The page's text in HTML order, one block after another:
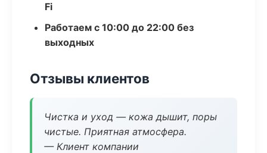
Fi
Работаем с 10:00 до 22:00 без
выходных
Отзывы клиентов
Чистка и уход — кожа дышит, поры
чистые. Приятная атмосфера.
— Клиент компании